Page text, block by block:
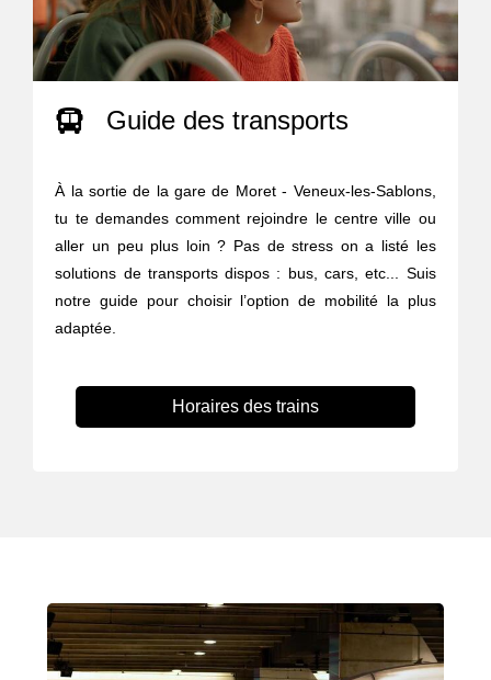
Guide des transports
À la sortie de la gare de Moret - Veneux-les-Sablons,
tu te demandes comment rejoindre le centre ville ou
aller un peu plus loin ? Pas de stress on a listé les
solutions de transports dispos : bus, cars, etc... Suis
notre guide pour choisir l’option de mobilité la plus
adaptée.
Horaires des trains